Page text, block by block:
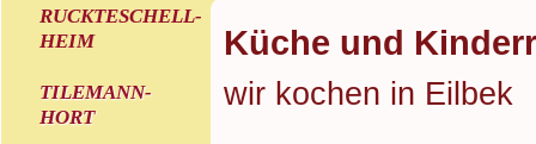
RUCKTESCHELL-
HEIM
TILEMANN-
HORT
Küche und
wir kochen in Eilbek